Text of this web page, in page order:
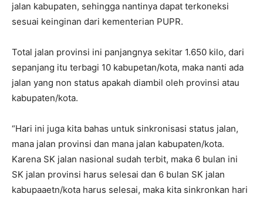
jalan kabupaten, sehingga nantinya dapat terkoneksi
sesuai keinginan dari kementerian PUPR.
Total jalan provinsi ini panjangnya sekitar 1.650 kilo, dari
sepanjang itu terbagi 10 kabupetan/kota, maka nanti ada
jalan yang non status apakah diambil oleh provinsi atau
kabupaten/kota.
“Hari ini juga kita bahas untuk sinkronisasi status jalan,
mana jalan provinsi dan mana jalan kabupaten/kota.
Karena SK jalan nasional sudah terbit, maka 6 bulan ini
SK jalan provinsi harus selesai dan 6 bulan SK jalan
kabupaaetn/kota harus selesai, maka kita sinkronkan hari